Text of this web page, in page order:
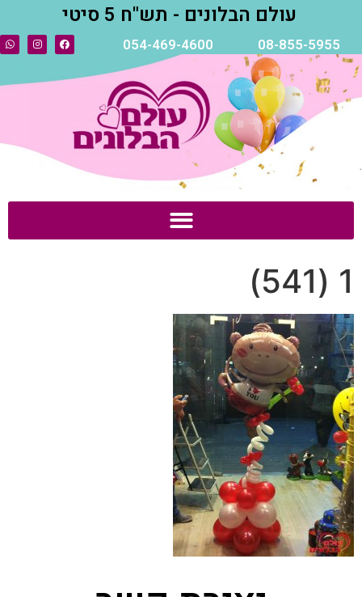
עולם הבלונים - תש"ח 5 סיטי
08-855-5955
054-469-4600
1 (541)